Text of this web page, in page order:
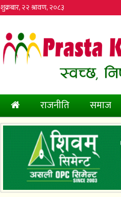
शुक्रबार, २२ श्रावण, २०८३
(current)
राजनीति समाज